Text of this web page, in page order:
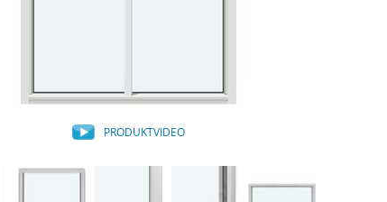
PRODUKTVIDEO